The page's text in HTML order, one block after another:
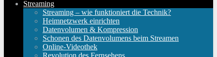
Streaming
Streaming – wie funktioniert die Technik?
Heimnetzwerk einrichten
Datenvolumen & Kompression
Schonen des Datenvolumens beim Streamen
Online-Videothek
Revolution des Fernsehens